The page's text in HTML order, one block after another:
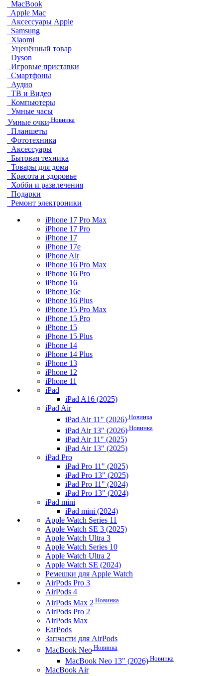
MacBook
Apple Mac
Аксессуары Apple
Samsung
Xiaomi
Уценённый товар
Dyson
Игровые приставки
Смартфоны
Аудио
ТВ и Видео
Компьютеры
Умные часы
Умные очки Новинка
Планшеты
Фототехника
Аксессуары
Бытовая техника
Товары для дома
Красота и здоровье
Хобби и развлечения
Подарки
Ремонт электроники
iPhone 17 Pro Max
iPhone 17 Pro
iPhone 17
iPhone 17e
iPhone Air
iPhone 16 Pro Max
iPhone 16 Pro
iPhone 16
iPhone 16e
iPhone 16 Plus
iPhone 15 Pro Max
iPhone 15 Pro
iPhone 15
iPhone 15 Plus
iPhone 14
iPhone 14 Plus
iPhone 13
iPhone 12
iPhone 11
iPad
iPad A16 (2025)
iPad Air
iPad Air 11" (2026) Новинка
iPad Air 13" (2026) Новинка
iPad Air 11" (2025)
iPad Air 13" (2025)
iPad Pro
iPad Pro 11" (2025)
iPad Pro 13" (2025)
iPad Pro 11" (2024)
iPad Pro 13" (2024)
iPad mini
iPad mini (2024)
Apple Watch Series 11
Apple Watch SE 3 (2025)
Apple Watch Ultra 3
Apple Watch Series 10
Apple Watch Ultra 2
Apple Watch SE (2024)
Ремешки для Apple Watch
AirPods Pro 3
AirPods 4
AirPods Max 2 Новинка
AirPods Pro 2
AirPods Max
EarPods
Запчасти для AirPods
MacBook Neo Новинка
MacBook Neo 13" (2026) Новинка
MacBook Air